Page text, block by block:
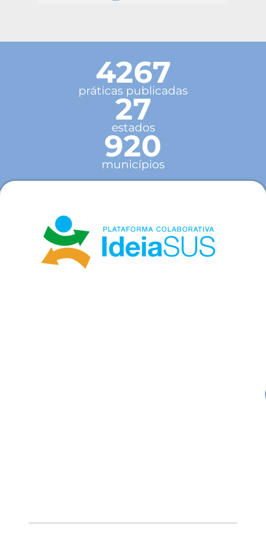
4267
práticas publicadas
27
estados
920
municípios